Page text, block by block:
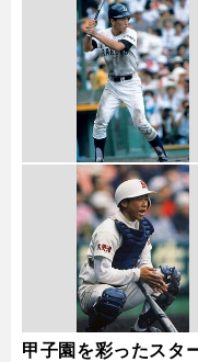
甲子園を彩ったスタ